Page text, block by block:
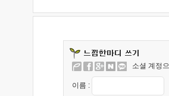
소셜 계정
이름 :